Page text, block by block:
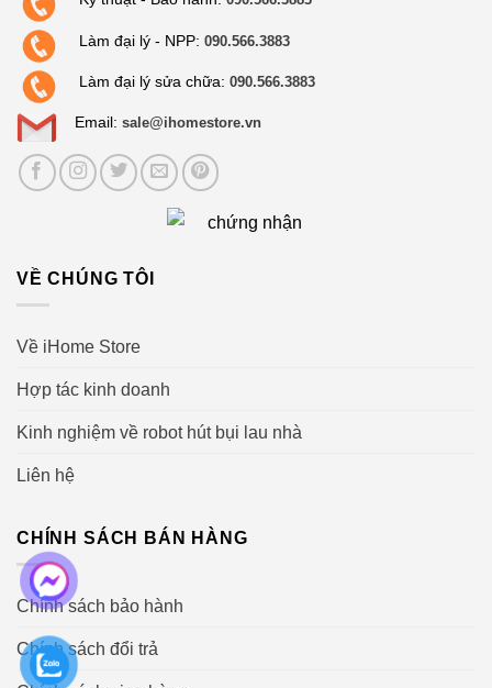
Làm đại lý - NPP: 090.566.3883
Làm đại lý sửa chữa: 090.566.3883
Email: sale@ihomestore.vn
VỀ CHÚNG TÔI
Về iHome Store
Hợp tác kinh doanh
Kinh nghiệm về robot hút bụi lau nhà
Liên hệ
CHÍNH SÁCH BÁN HÀNG
Chính sách bảo hành
Chính sách đổi trả